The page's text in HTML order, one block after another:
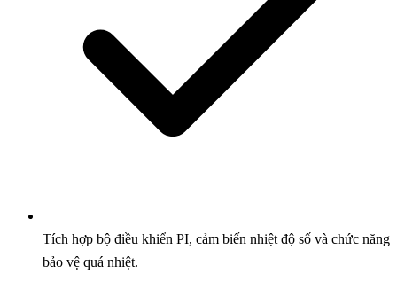
Tích hợp bộ điều khiển PI, cảm biến nhiệt độ số và chức năng
bảo vệ quá nhiệt.